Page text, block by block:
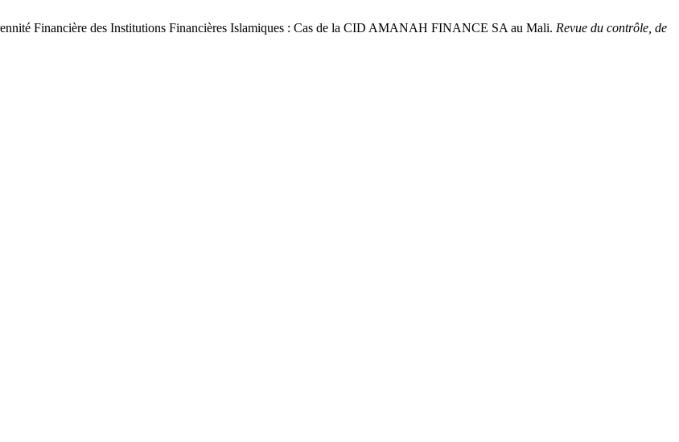
Financière des Institutions Financières Islamiques : Cas de la CID AMANAH FINANCE SA au Mali. Revue du contrôle, de